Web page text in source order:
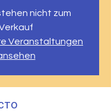
nicht zum
Veranstaltungen